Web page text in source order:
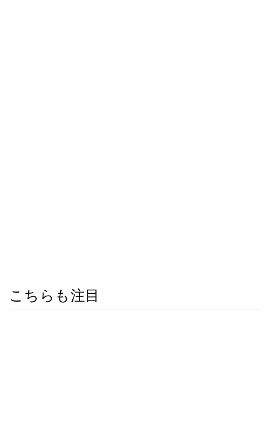
こちらも注目